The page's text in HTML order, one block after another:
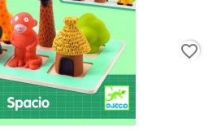
favorite_border